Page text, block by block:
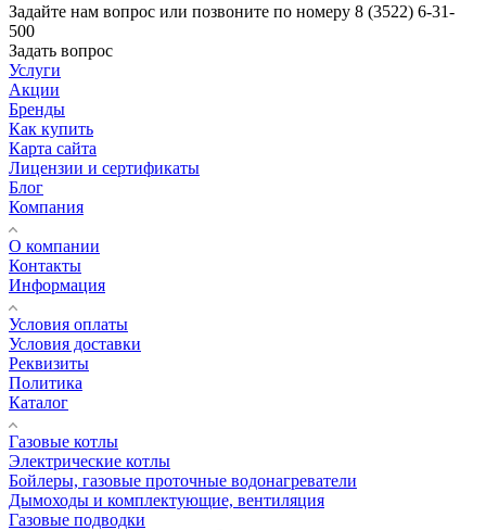
Задайте нам вопрос или позвоните по номеру 8 (3522) 6-31-
500
Задать вопрос
Услуги
Акции
Бренды
Как купить
Карта сайта
Лицензии и сертификаты
Блог
Компания
О компании
Контакты
Информация
Условия оплаты
Условия доставки
Реквизиты
Политика
Каталог
Газовые котлы
Электрические котлы
Бойлеры, газовые проточные водонагреватели
Дымоходы и комплектующие, вентиляция
Газовые подводки